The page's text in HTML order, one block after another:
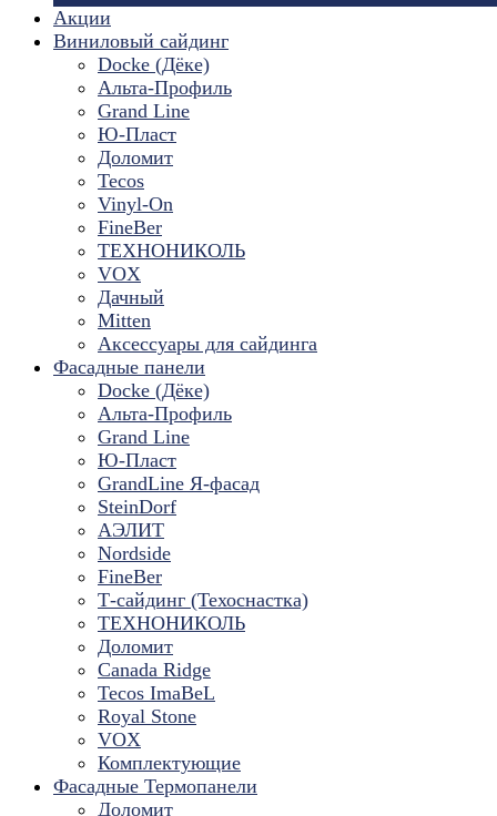
Акции
Виниловый сайдинг
Docke (Дёке)
Альта-Профиль
Grand Line
Ю-Пласт
Доломит
Tecos
Vinyl-On
FineBer
ТЕХНОНИКОЛЬ
VOX
Дачный
Mitten
Аксессуары для сайдинга
Фасадные панели
Docke (Дёке)
Альта-Профиль
Grand Line
Ю-Пласт
GrandLine Я-фасад
SteinDorf
АЭЛИТ
Nordside
FineBer
Т-сайдинг (Техоснастка)
ТЕХНОНИКОЛЬ
Доломит
Canada Ridge
Tecos ImaBeL
Royal Stone
VOX
Комплектующие
Фасадные Термопанели
Доломит